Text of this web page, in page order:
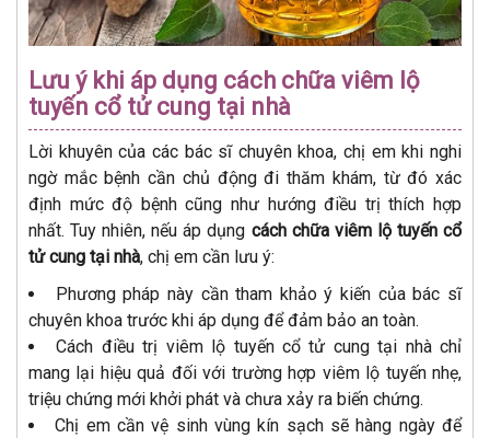
Lưu ý khi áp dụng cách chữa viêm lộ
tuyến cổ tử cung tại nhà
Lời khuyên của các bác sĩ chuyên khoa, chị em khi nghi
ngờ mắc bệnh cần chủ động đi thăm khám, từ đó xác
định mức độ bệnh cũng như hướng điều trị thích hợp
nhất. Tuy nhiên, nếu áp dụng cách chữa viêm lộ tuyến cổ
tử cung tại nhà, chị em cần lưu ý:
Phương pháp này cần tham khảo ý kiến của bác sĩ
chuyên khoa trước khi áp dụng để đảm bảo an toàn.
Cách điều trị viêm lộ tuyến cổ tử cung tại nhà chỉ
mang lại hiệu quả đối với trường hợp viêm lộ tuyến nhẹ,
triệu chứng mới khởi phát và chưa xảy ra biến chứng.
Chị em cần vệ sinh vùng kín sạch sẽ hàng ngày để